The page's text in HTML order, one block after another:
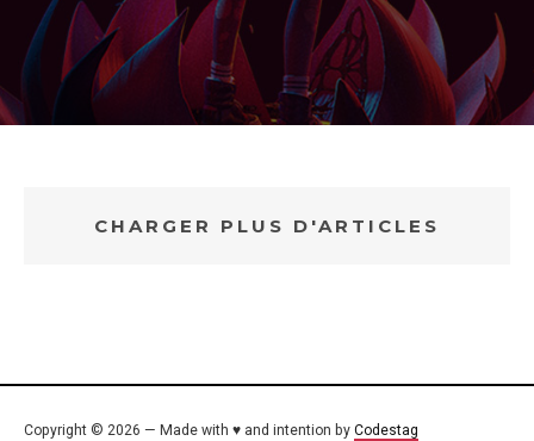
CHARGER PLUS D'ARTICLES
Copyright © 2026 — Made with ♥ and intention by Codestag